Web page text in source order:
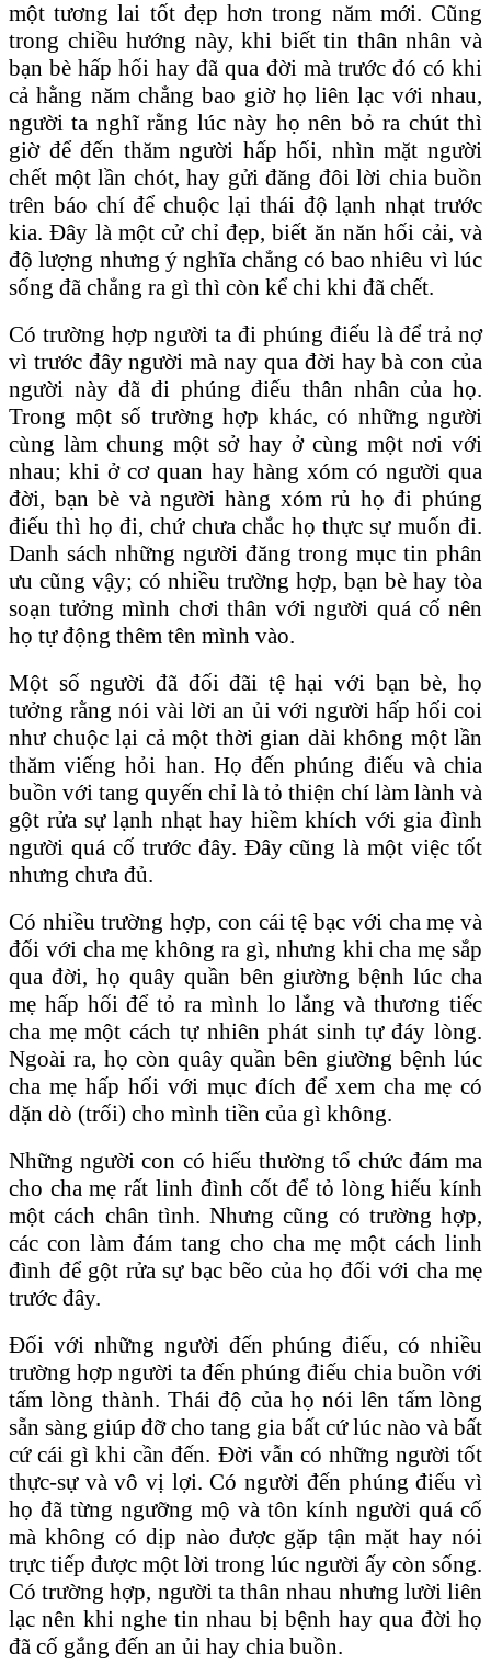
một tương lai tốt đẹp hơn trong năm mới. Cũng
trong chiều hướng này, khi biết tin thân nhân và
bạn bè hấp hối hay đã qua đời mà trước đó có khi
cả hằng năm chẳng bao giờ họ liên lạc với nhau,
người ta nghĩ rằng lúc này họ nên bỏ ra chút thì
giờ để đến thăm người hấp hối, nhìn mặt người
chết một lần chót, hay gửi đăng đôi lời chia buồn
trên báo chí để chuộc lại thái độ lạnh nhạt trước
kia. Đây là một cử chỉ đẹp, biết ăn năn hối cải, và
độ lượng nhưng ý nghĩa chẳng có bao nhiêu vì lúc
sống đã chẳng ra gì thì còn kể chi khi đã chết.
Có trường hợp người ta đi phúng điếu là để trả nợ
vì trước đây người mà nay qua đời hay bà con của
người này đã đi phúng điếu thân nhân của họ.
Trong một số trường hợp khác, có những người
cùng làm chung một sở hay ở cùng một nơi với
nhau; khi ở cơ quan hay hàng xóm có người qua
đời, bạn bè và người hàng xóm rủ họ đi phúng
điếu thì họ đi, chứ chưa chắc họ thực sự muốn đi.
Danh sách những người đăng trong mục tin phân
ưu cũng vậy; có nhiều trường hợp, bạn bè hay tòa
soạn tưởng mình chơi thân với người quá cố nên
họ tự động thêm tên mình vào.
Một số người đã đối đãi tệ hại với bạn bè, họ
tưởng rằng nói vài lời an ủi với người hấp hối coi
như chuộc lại cả một thời gian dài không một lần
thăm viếng hỏi han. Họ đến phúng điếu và chia
buồn với tang quyến chỉ là tỏ thiện chí làm lành và
gột rửa sự lạnh nhạt hay hiềm khích với gia đình
người quá cố trước đây. Đây cũng là một việc tốt
nhưng chưa đủ.
Có nhiều trường hợp, con cái tệ bạc với cha mẹ và
đối với cha mẹ không ra gì, nhưng khi cha mẹ sắp
qua đời, họ quây quần bên giường bệnh lúc cha
mẹ hấp hối để tỏ ra mình lo lắng và thương tiếc
cha mẹ một cách tự nhiên phát sinh tự đáy lòng.
Ngoài ra, họ còn quây quần bên giường bệnh lúc
cha mẹ hấp hối với mục đích để xem cha mẹ có
dặn dò (trối) cho mình tiền của gì không.
Những người con có hiếu thường tổ chức đám ma
cho cha mẹ rất linh đình cốt để tỏ lòng hiếu kính
một cách chân tình. Nhưng cũng có trường hợp,
các con làm đám tang cho cha mẹ một cách linh
đình để gột rửa sự bạc bẽo của họ đối với cha mẹ
trước đây.
Đối với những người đến phúng điếu, có nhiều
trường hợp người ta đến phúng điếu chia buồn với
tấm lòng thành. Thái độ của họ nói lên tấm lòng
sẵn sàng giúp đỡ cho tang gia bất cứ lúc nào và bất
cứ cái gì khi cần đến. Đời vẫn có những người tốt
thực-sự và vô vị lợi. Có người đến phúng điếu vì
họ đã từng ngưỡng mộ và tôn kính người quá cố
mà không có dịp nào được gặp tận mặt hay nói
trực tiếp được một lời trong lúc người ấy còn sống.
Có trường hợp, người ta thân nhau nhưng lười liên
lạc nên khi nghe tin nhau bị bệnh hay qua đời họ
đã cố gắng đến an ủi hay chia buồn.